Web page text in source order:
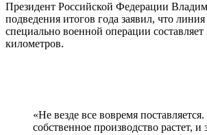
Президент Российской Федерации
подведения итогов года заявил, что
специально военной операции составляет
километров.
«Не везде все вовремя
собственное производство растет, и